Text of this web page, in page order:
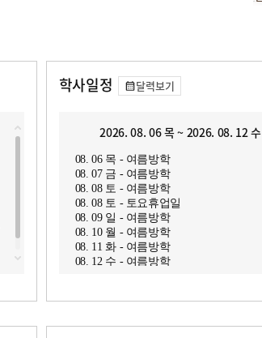
학사일정 달력보기
2026. 08. 06 목 ~ 2026. 08. 12 수
08. 06 목 - 여름방학
08. 07 금 - 여름방학
08. 08 토 - 여름방학
08. 08 토 - 토요휴업일
08. 09 일 - 여름방학
08. 10 월 - 여름방학
08. 11 화 - 여름방학
08. 12 수 - 여름방학